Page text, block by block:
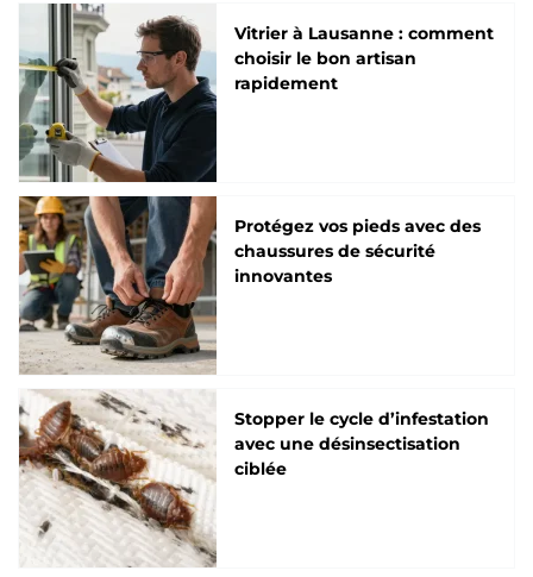
Vitrier à Lausanne : comment
choisir le bon artisan
rapidement
Protégez vos pieds avec des
chaussures de sécurité
innovantes
Stopper le cycle d’infestation
avec une désinsectisation
ciblée